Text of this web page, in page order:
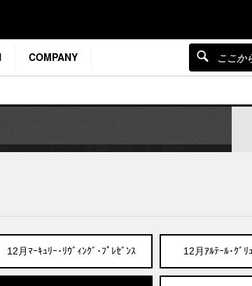
COMPANY
12月ﾏｰｷｭﾘｰ･ﾘｳﾞｨﾝｸﾞ･ﾌﾟﾚｾﾞﾝｽ 12月ｱﾙﾃｰﾙ･ｸﾞ